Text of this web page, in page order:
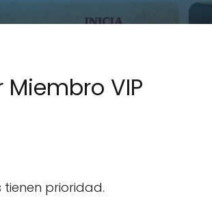
Miembro VIP
tienen prioridad.